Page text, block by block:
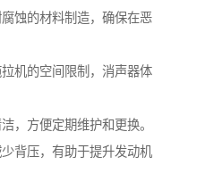
蚀的材料制造，确保在恶
机的空间限制，消声器体
，方便定期维护和更换。
背压，有助于提升发动机